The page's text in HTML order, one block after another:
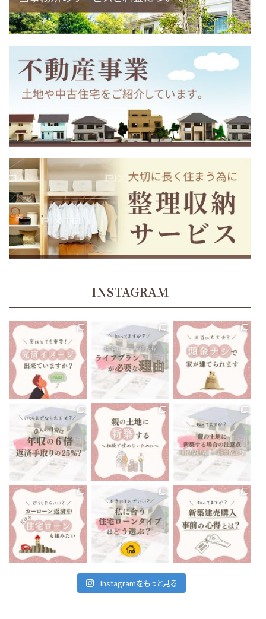
INSTAGRAM
tomoe_kikuchi_lifeplan
住宅ローン返済中、70歳
あたりでお金が足りなく
なることに、気づくことに
なったら…...
12月 13
tomoe_kikuchi_lifeplan
今までにない大きな買い
物になるマイホーム🏘
...
tomoe_kikuchi_lifeplan
“頭金ナシで家が建てられ
ます”と聞いたりしますよ
ね🤔
...
12月 8
tomoe_kikuchi_lifeplan
いくらまでなら住宅ローン
を組んでも大丈夫です...
12月 6
tomoe_kikuchi_lifeplan
前回は親の土地に新築す
る場合の注意点で、
12月 3
tomoe_kikuchi_lifeplan
親御さんが所有している
土地に家を建てる...
12月 1
tomoe_kikuchi_lifeplan
私たちが住んでいる、会津
若松市は
車がないと生活出来ない
と言っても...
11月 29
tomoe_kikuchi_lifeplan
住宅ローンは当然です
が、家を建てる時に組む
もの...
11月 26
tomoe_kikuchi_lifeplan
最近の会津地域、建売住
宅がとても多いなと感じ
ます。...
11月 24
Instagramをもっと見る